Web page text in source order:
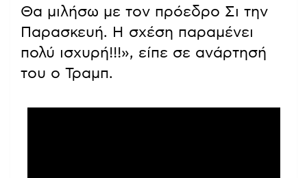
Θα μιλήσω με τον πρόεδρο Σι την
Παρασκευή. Η σχέση παραμένει
πολύ ισχυρή!!!», είπε σε ανάρτησή
του ο Τραμπ.